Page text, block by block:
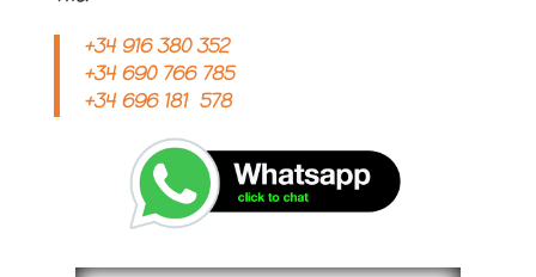
+34 916 380 352
+34 690 766 785
+34 696 181 578